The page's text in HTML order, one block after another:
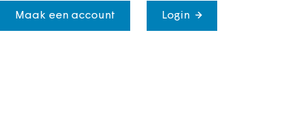
Maak een account Login